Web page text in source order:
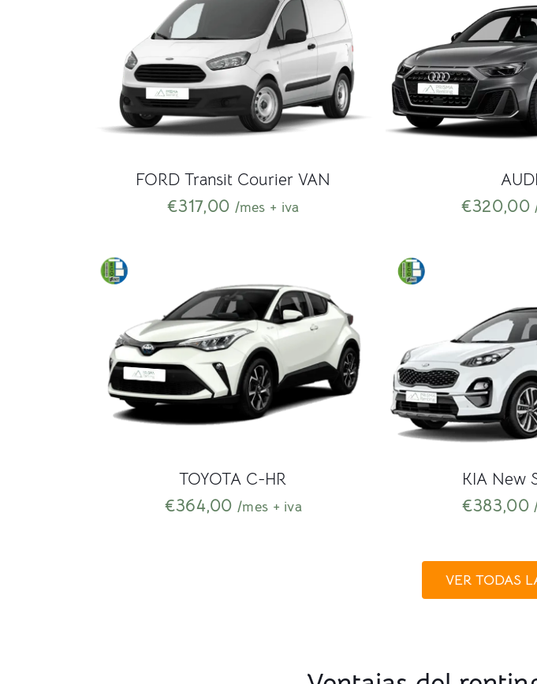
FORD Transit Courier VAN
€317,00 /mes + iva €320,00
TOYOTA C-HR
€364,00 /mes + iva
KIA New
€383,00
VER TODAS